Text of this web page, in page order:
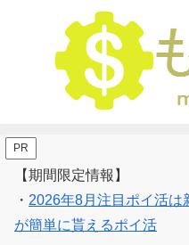
PR
【期間限定情報】
・ 2026年8月注目ポイ活は
が簡単に貰えるポイ活